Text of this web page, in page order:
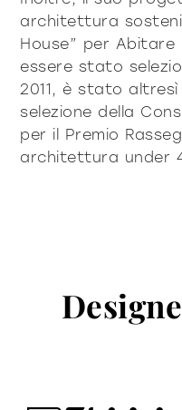
architettura
House” per Abitare
essere stato
2011, è stato altresì
selezione della
per il Premio
architettura under